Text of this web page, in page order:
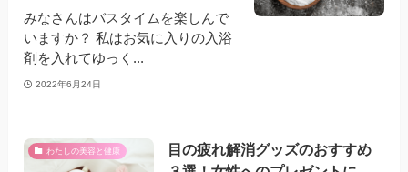
みなさんはバスタイムを楽しんで
いますか？ 私はお気に入りの入浴
剤を入れてゆっく...
2022年6月24日
わたしの美容と健康
目の疲れ解消グッズのおすすめ